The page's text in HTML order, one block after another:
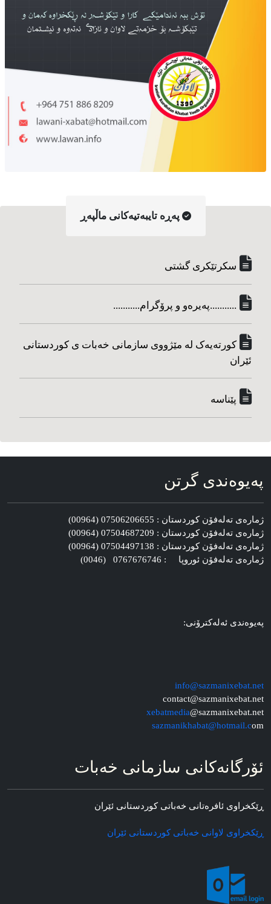
په‌ڕه‌ تایبه‌تیه‌کانی ماڵپه‌ڕ
سکرتێکری گشتی
...........په‌یره‌و و پرۆگرام...........
کورته‌یه‌ک له مێژووی سازمانی خه‌بات ی کوردستانی
ئێران
پێناسه‌
په‌یوه‌ندی گرتن
ژماره‌ی ته‌له‌فۆن کوردستان : 07506206655 (00964)
ژماره‌ی ته‌له‌فۆن کوردستان : 07504687209 (00964)
ژماره‌ی ته‌له‌فۆن کوردستان : 07504497138 (00964)
ژماره‌ی ته‌له‌فۆن ئوروپا : 0767676746 (0046)
په‌یوه‌ندی ئه‌له‌کترۆنی:
info@sazmanixebat.net
contact@sazmanixebat.net
xebatmedia@sazmanixebat.net
sazmanikhabat@hotmail.com
ئۆرگانه‌کانی سازمانی خه‌بات
ڕێکخراوی ئافره‌تانی خه‌باتی کوردستانی ئێران
ڕێکخراوی لاوانی خه‌باتی کوردستانی ئێران